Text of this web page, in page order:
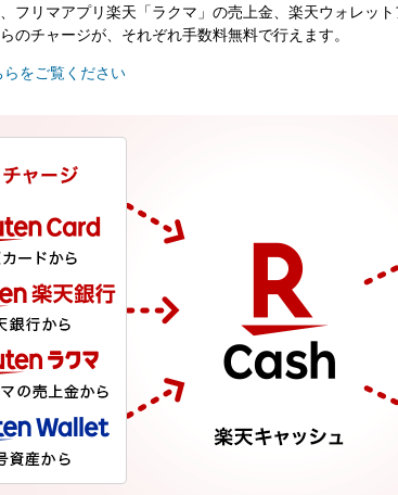
フリマアプリ楽天「ラクマ」の売上金、楽天ウォレッ
のチャージが、それぞれ手数料無料で行えます。
をご覧ください